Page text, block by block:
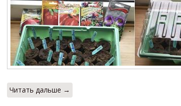
Читать дальше →